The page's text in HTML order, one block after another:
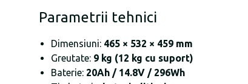
Parametrii tehnici
Dimensiuni: 465 × 532 × 459 mm
Greutate: 9 kg (12 kg cu suport)
Baterie: 20Ah / 14.8V / 296Wh